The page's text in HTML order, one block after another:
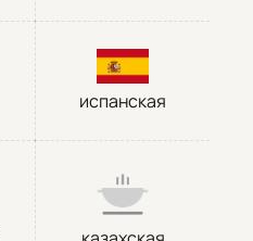
испанская